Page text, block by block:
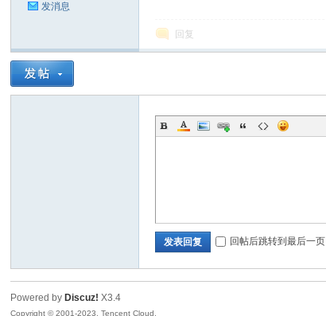
Bo
发消息
回复
发表回复 回帖后跳转到最后一页
Powered by Discuz! X3.4
Copyright © 2001-2023, Tencent Cloud.